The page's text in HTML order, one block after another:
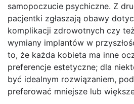
samopoczucie psychiczne. Z
pacjentki zgłaszają obawy
komplikacji zdrowotnych czy
wymiany implantów w
to, że każda kobieta ma inne
preferencje estetyczne; dla
być idealnym rozwiązaniem,
preferować mniejsze lub